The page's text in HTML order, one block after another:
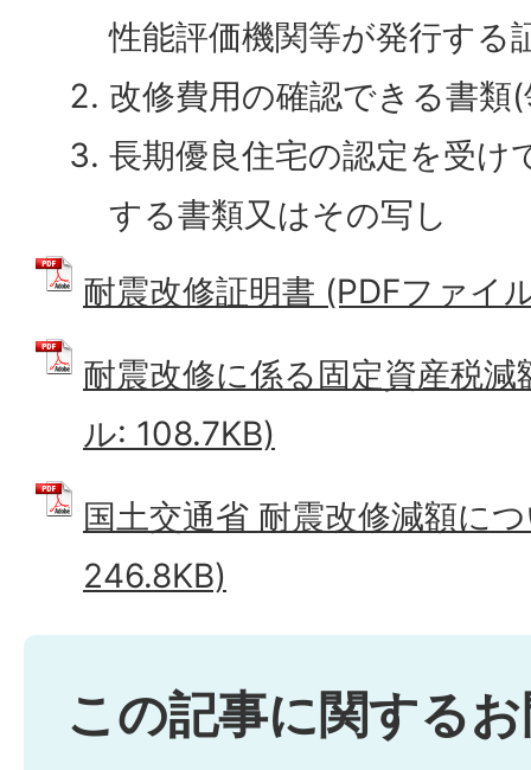
性能評価機関等が発行する
改修費用の確認できる書類
長期優良住宅の認定を受け
する書類又はその写し
耐震改修証明書 (PDFファイ
耐震改修に係る固定資産税
ル: 108.7KB)
国土交通省 耐震改修減額に
246.8KB)
この記事に関する